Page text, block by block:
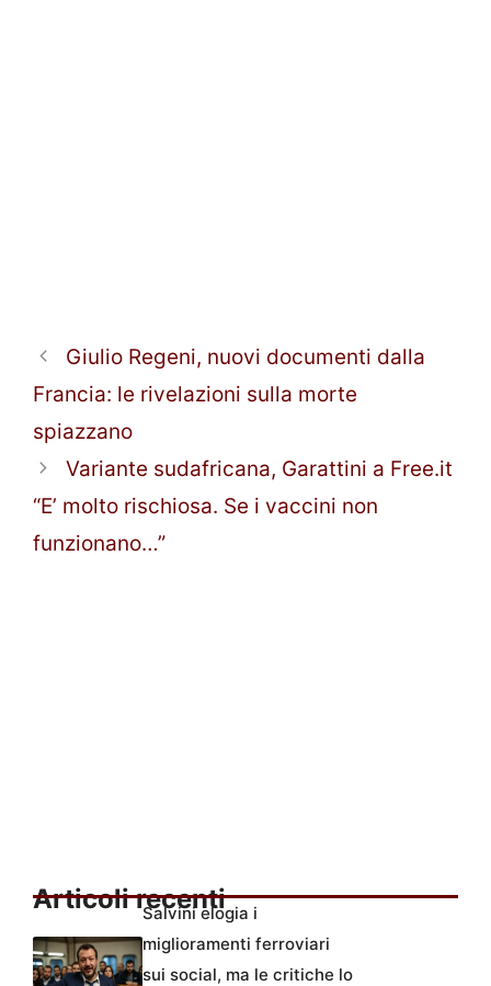
Giulio Regeni, nuovi documenti dalla
Francia: le rivelazioni sulla morte
spiazzano
Variante sudafricana, Garattini a Free.it
“E’ molto rischiosa. Se i vaccini non
funzionano…”
Articoli recenti
Salvini elogia i
miglioramenti ferroviari
sui social, ma le critiche lo